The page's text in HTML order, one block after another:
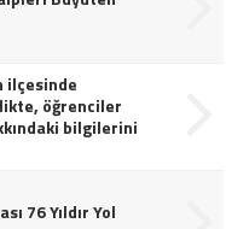
ilçesinde
öğrenciler
bilgilerini
76 Yıldır Yol